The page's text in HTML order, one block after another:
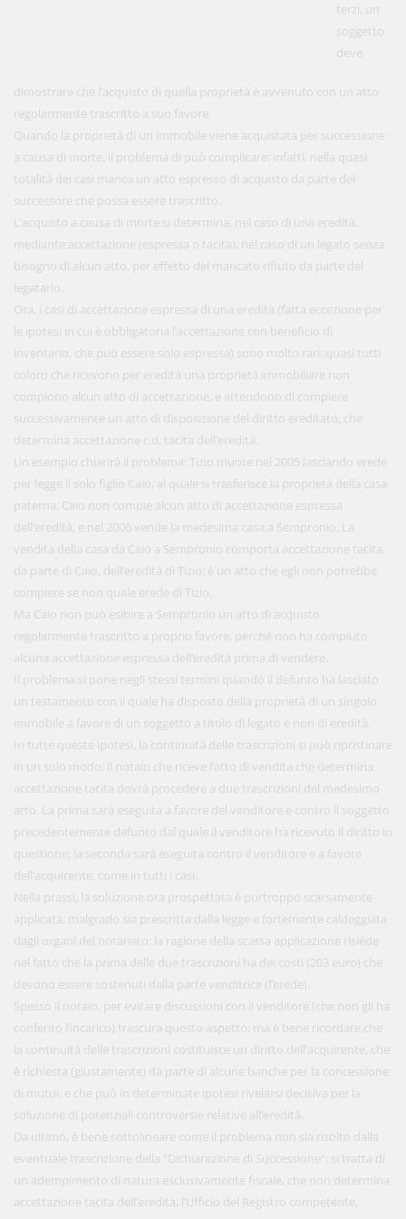
terzi, un
soggetto
deve
dimostrare che l’acquisto di quella proprietà è avvenuto con un atto
regolarmente trascritto a suo favore.
Quando la proprietà di un immobile viene acquistata per successione
a causa di morte, il problema di può complicare: infatti, nella quasi
totalità dei casi manca un atto espresso di acquisto da parte del
successore che possa essere trascritto.
L’acquisto a causa di morte si determina, nel caso di una eredità,
mediante accettazione (espressa o tacita), nel caso di un legato senza
bisogno di alcun atto, per effetto del mancato rifiuto da parte del
legatario.
Ora, i casi di accettazione espressa di una eredità (fatta eccezione per
le ipotesi in cui è obbligatoria l’accettazione con beneficio di
inventario, che può essere solo espressa) sono molto rari: quasi tutti
coloro che ricevono per eredità una proprietà immobiliare non
compiono alcun atto di accettazione, e attendono di compiere
successivamente un atto di disposizione del diritto ereditato, che
determina accettazione c.d. tacita dell’eredità.
Un esempio chiarirà il problema: Tizio muore nel 2005 lasciando erede
per legge il solo figlio Caio, al quale si trasferisce la proprietà della casa
paterna. Caio non compie alcun atto di accettazione espressa
dell’eredità, e nel 2006 vende la medesima casa a Sempronio. La
vendita della casa da Caio a Sempronio comporta accettazione tacita,
da parte di Caio, dell’eredità di Tizio: è un atto che egli non potrebbe
compiere se non quale erede di Tizio.
Ma Caio non può esibire a Sempronio un atto di acquisto
regolarmente trascritto a proprio favore, perché non ha compiuto
alcuna accettazione espressa dell’eredità prima di vendere.
Il problema si pone negli stessi termini quando il defunto ha lasciato
un testamento con il quale ha disposto della proprietà di un singolo
immobile a favore di un soggetto a titolo di legato e non di eredità.
In tutte queste ipotesi, la continuità delle trascrizioni si può ripristinare
in un solo modo: il notaio che riceve l’atto di vendita che determina
accettazione tacita dovrà procedere a due trascrizioni del medesimo
atto. La prima sarà eseguita a favore del venditore e contro il soggetto
precedentemente defunto dal quale il venditore ha ricevuto il diritto in
questione; la seconda sarà eseguita contro il venditore e a favore
dell’acquirente, come in tutti i casi.
Nella prassi, la soluzione ora prospettata è purtroppo scarsamente
applicata, malgrado sia prescritta dalla legge e fortemente caldeggiata
dagli organi del notariato: la ragione della scarsa applicazione risiede
nel fatto che la prima delle due trascrizioni ha dei costi (203 euro) che
devono essere sostenuti dalla parte venditrice (l’erede).
Spesso il notaio, per evitare discussioni con il venditore (che non gli ha
conferito l’incarico) trascura questo aspetto; ma è bene ricordare che
la continuità delle trascrizioni costituisce un diritto dell’acquirente, che
è richiesta (giustamente) da parte di alcune banche per la concessione
di mutui, e che può in determinate ipotesi rivelarsi decisiva per la
soluzione di potenziali controversie relative all’eredità.
Da ultimo, è bene sottolineare come il problema non sia risolto dalla
eventuale trascrizione della “Dichiarazione di Successione”: si tratta di
un adempimento di natura esclusivamente fiscale, che non determina
accettazione tacita dell’eredità; l’Ufficio del Registro competente,